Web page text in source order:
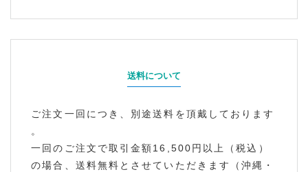
送料について
ご注文一回につき、別途送料を頂戴しております
。
一回のご注文で取引金額16,500円以上（税込）
の場合、送料無料とさせていただきます（沖縄・